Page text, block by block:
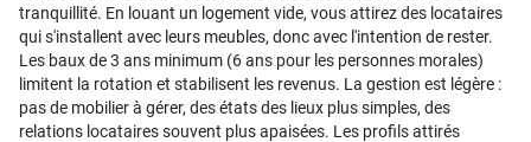
tranquillité. En louant un logement vide, vous attirez des locataires
qui s'installent avec leurs meubles, donc avec l'intention de rester.
Les baux de 3 ans minimum (6 ans pour les personnes morales)
limitent la rotation et stabilisent les revenus. La gestion est légère :
pas de mobilier à gérer, des états des lieux plus simples, des
relations locataires souvent plus apaisées. Les profils attirés